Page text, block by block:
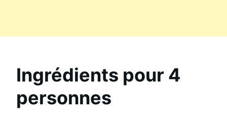
Ingrédients pour 4
personnes